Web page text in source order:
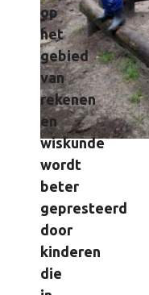
op
het
gebied
van
rekenen
en
wiskunde
wordt
beter
gepresteerd
door
kinderen
die